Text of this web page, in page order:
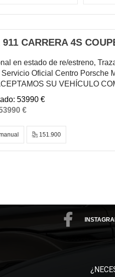
911 CARRERA 4S
en estado de re/estreno,
Oficial Centro Porsche
SU VEHÍCULO
53990 €
€
151.900